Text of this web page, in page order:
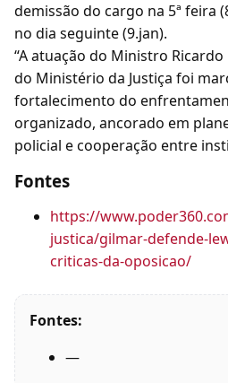
demissão do cargo na 5ª feira
no dia seguinte (9.jan).
“A atuação do Ministro
do Ministério da Justiça foi
fortalecimento do
organizado, ancorado em
policial e cooperação entre
Fontes
https://
justica/gilmar-defende-
criticas-da-oposicao/
Fontes:
—